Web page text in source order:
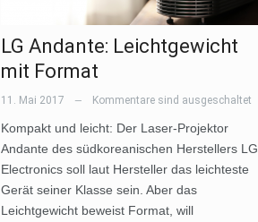
LG Andante: Leichtgewicht
mit Format
11. Mai 2017 — Kommentare sind ausgeschaltet
Kompakt und leicht: Der Laser-Projektor
Andante des südkoreanischen Herstellers LG
Electronics soll laut Hersteller das leichteste
Gerät seiner Klasse sein. Aber das
Leichtgewicht beweist Format, will